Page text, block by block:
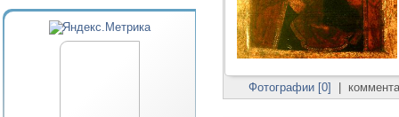
Фотографии [0] |